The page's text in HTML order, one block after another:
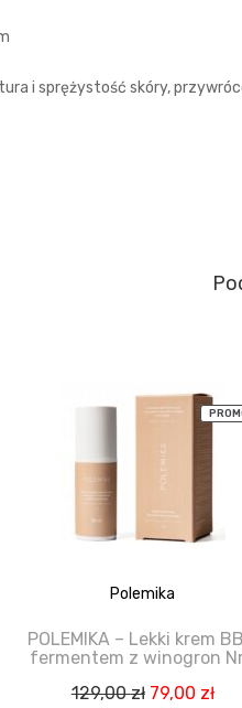
i sprężystość skóry,
Polemika
POLEMIKA – Lekki krem
fermentem z winogron
129,00zł Pierwotna
79,00 zł